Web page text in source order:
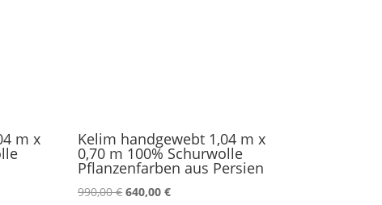
m x Kelim handgewebt 1,04 m x
0,70 m 100% Schurwolle
Pflanzenfarben aus Persien
990,00€ Ursprünglicher
640,00€Aktueller